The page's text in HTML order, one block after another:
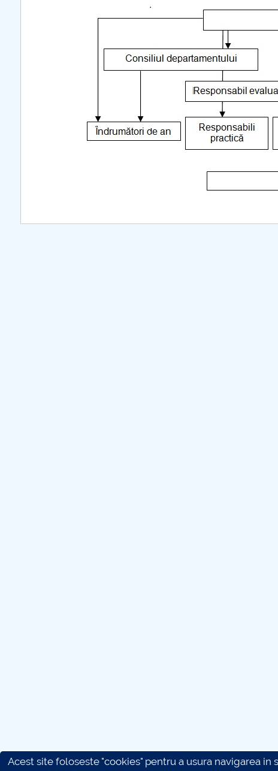
Acest site foloseste "cookies" pentru a usura navigarea